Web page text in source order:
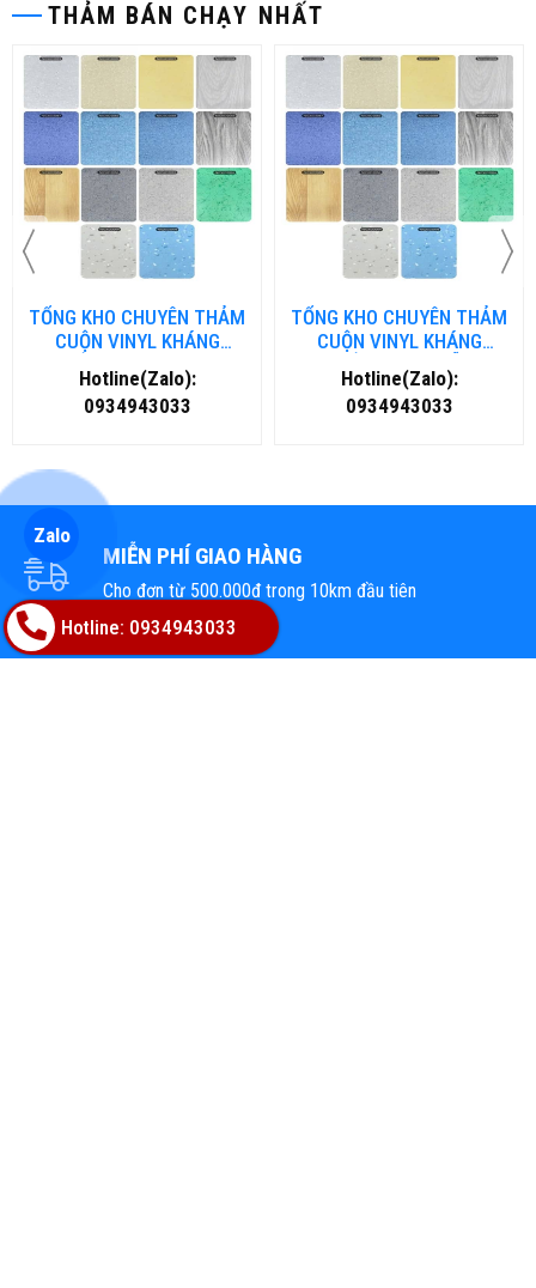
THẢM BÁN CHẠY NHẤT
TỔNG KHO CHUYÊN THẢM
CUỘN VINYL KHÁNG
KHUẨN TẠI NHA TRANG
Hotline(Zalo):
0934943033
TỔNG KHO CHUYÊN THẢM
CUỘN VINYL KHÁNG
KHUẨN TẠI ĐÀ NẴNG
Hotline(Zalo):
0934943033
MIỄN PHÍ GIAO HÀNG
Cho đơn từ 500.000đ trong 10km đầu tiên
Hotline: 0934943033
Zalo